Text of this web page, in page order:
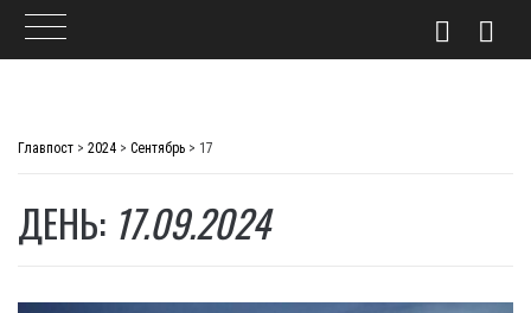
Главпост > 2024 > Сентябрь > 17
ДЕНЬ: 17.09.2024